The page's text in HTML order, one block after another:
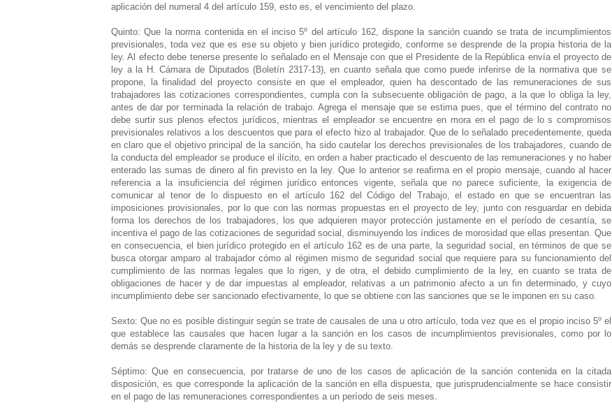
aplicación del numeral 4 del artículo 159, esto es, el vencimiento del plazo.
Quinto: Que la norma contenida en el inciso 5º del artículo 162, dispone la sanción cuando se trata de incumplimientos
previsionales, toda vez que es ese su objeto y bien jurídico protegido, conforme se desprende de la propia historia de la
ley. Al efecto debe tenerse presente lo señalado en el Mensaje con que el Presidente de la República envía el proyecto de
ley a la H. Cámara de Diputados (Boletín 2317-13), en cuanto señala que como puede inferirse de la normativa que se
propone, la finalidad del proyecto consiste en que el empleador, quien ha descontado de las remuneraciones de sus
trabajadores las cotizaciones correspondientes, cumpla con la subsecuente obligación de pago, a la que lo obliga la ley,
antes de dar por terminada la relación de trabajo. Agrega el mensaje que se estima pues, que el término del contrato no
debe surtir sus plenos efectos jurídicos, mientras el empleador se encuentre en mora en el pago de lo s compromisos
previsionales relativos a los descuentos que para el efecto hizo al trabajador. Que de lo señalado precedentemente, queda
en claro que el objetivo principal de la sanción, ha sido cautelar los derechos previsionales de los trabajadores, cuando de
la conducta del empleador se produce el ilícito, en orden a haber practicado el descuento de las remuneraciones y no haber
enterado las sumas de dinero al fin previsto en la ley. Que lo anterior se reafirma en el propio mensaje, cuando al hacer
referencia a la insuficiencia del régimen jurídico entonces vigente, señala que no parece suficiente, la exigencia de
comunicar al tenor de lo dispuesto en el artículo 162 del Código del Trabajo, el estado en que se encuentran las
imposiciones provisionales, por lo que con las normas propuestas en el proyecto de ley, junto con resguardar en debida
forma los derechos de los trabajadores, los que adquieren mayor protección justamente en el período de cesantía, se
incentiva el pago de las cotizaciones de seguridad social, disminuyendo los índices de morosidad que ellas presentan. Que
en consecuencia, el bien jurídico protegido en el artículo 162 es de una parte, la seguridad social, en términos de que se
busca otorgar amparo al trabajador cómo al régimen mismo de seguridad social que requiere para su funcionamiento del
cumplimiento de las normas legales que lo rigen, y de otra, el debido cumplimiento de la ley, en cuanto se trata de
obligaciones de hacer y de dar impuestas al empleador, relativas a un patrimonio afecto a un fin determinado, y cuyo
incumplimiento debe ser sancionado efectivamente, lo que se obtiene con las sanciones que se le imponen en su caso.
Sexto: Que no es posible distinguir según se trate de causales de una u otro artículo, toda vez que es el propio inciso 5º el
que establece las causales que hacen lugar a la sanción en los casos de incumplimientos previsionales, como por lo
demás se desprende claramente de la historia de la ley y de su texto.
Séptimo: Que en consecuencia, por tratarse de uno de los casos de aplicación de la sanción contenida en la citada
disposición, es que corresponde la aplicación de la sanción en ella dispuesta, que jurisprudencialmente se hace consistir
en el pago de las remuneraciones correspondientes a un período de seis meses.